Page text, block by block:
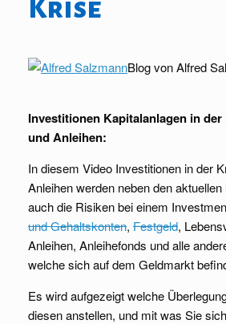
Krise
Blog von Alfred
Investitionen Kapitalanlagen in der
und Anleihen:
In diesem Video Investitionen in der
Anleihen werden neben den
auch die Risiken bei einem
und Gehaltskonten, Festgeld,
Anleihen, Anleihefonds und alle
welche sich auf dem Geldmarkt
Es wird aufgezeigt welche
diesen anstellen, und mit was Sie